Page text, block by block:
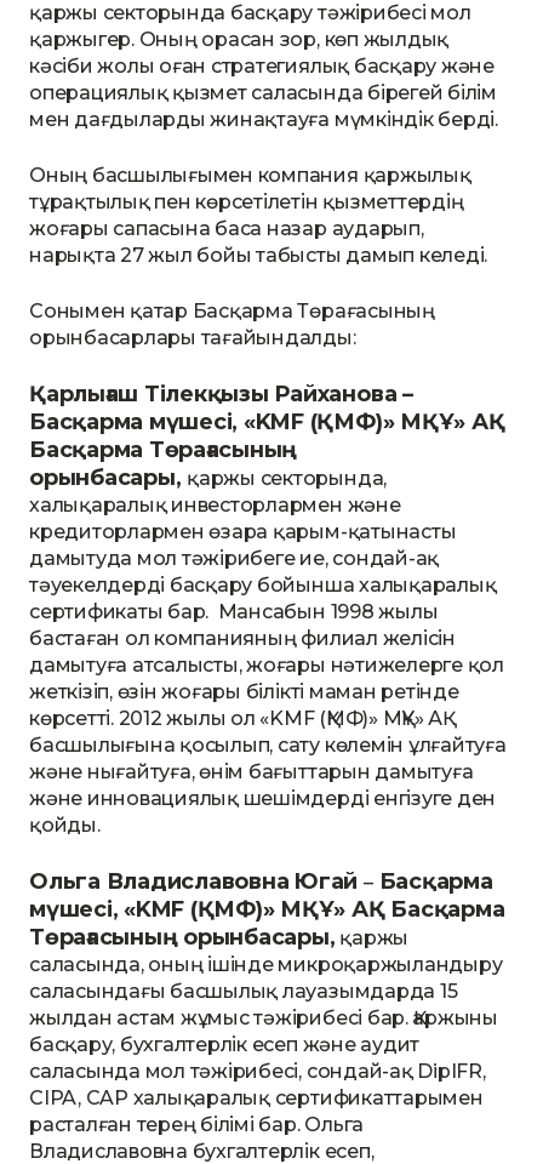
қаржы секторында басқару тәжірибесі мол
қаржыгер. Оның орасан зор, көп жылдық
кәсіби жолы оған стратегиялық басқару және
операциялық қызмет саласында бірегей білім
мен дағдыларды жинақтауға мүмкіндік берді.
Оның басшылығымен компания қаржылық
тұрақтылық пен көрсетілетін қызметтердің
жоғары сапасына баса назар аударып,
нарықта 27 жыл бойы табысты дамып келеді.
Сонымен қатар Басқарма Төрағасының
орынбасарлары тағайындалды:
Қарлығаш Тілекқызы Райханова –
Басқарма мүшесі, «KMF (ҚМФ)» МҚҰ» АҚ
Басқарма Төрағасының
орынбасары, қаржы секторында,
халықаралық инвесторлармен және
кредиторлармен өзара қарым-қатынасты
дамытуда мол тәжірибеге ие, сондай-ақ
тәуекелдерді басқару бойынша халықаралық
сертификаты бар. Мансабын 1998 жылы
бастаған ол компанияның филиал желісін
дамытуға атсалысты, жоғары нәтижелерге қол
жеткізіп, өзін жоғары білікті маман ретінде
көрсетті. 2012 жылы ол «KMF (ҚМФ)» МҚҰ» АҚ
басшылығына қосылып, сату көлемін ұлғайтуға
және нығайтуға, өнім бағыттарын дамытуға
және инновациялық шешімдерді енгізуге ден
қойды.
Ольга Владиславовна Югай–Басқарма
мүшесі, «KMF (ҚМФ)» МҚҰ» АҚ Басқарма
Төрағасының орынбасары, қаржы
саласында, оның ішінде микроқаржыландыру
саласындағы басшылық лауазымдарда 15
жылдан астам жұмыс тәжірибесі бар. Қаржыны
басқару, бухгалтерлік есеп және аудит
саласында мол тәжірибесі, сондай-ақ DipIFR,
СIPA, СAP халықаралық сертификаттарымен
расталған терең білімі бар. Ольга
Владиславовна бухгалтерлік есеп,